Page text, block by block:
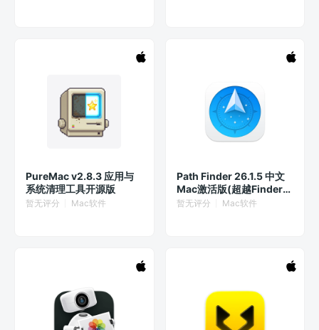
PureMac v2.8.3 应用与
系统清理工具开源版
暂无评分 Mac软件
Path Finder 26.1.5 中文
Mac激活版(超越Finder的
文件管理器)
暂无评分 Mac软件